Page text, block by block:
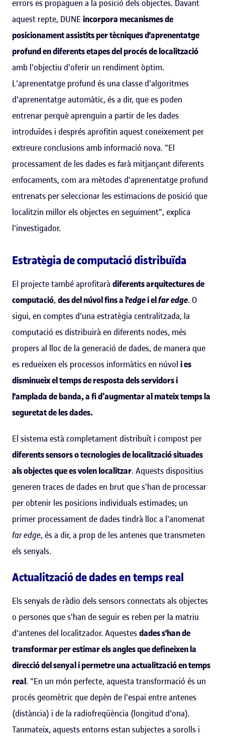
errors es propaguen a la posició dels objectes. Davant
aquest repte, DUNE incorpora mecanismes de
posicionament assistits per tècniques d'aprenentatge
profund en diferents etapes del procés de localització
amb l'objectiu d'oferir un rendiment òptim.
L'aprenentatge profund és una classe d'algoritmes
d'aprenentatge automàtic, és a dir, que es poden
entrenar perquè aprenguin a partir de les dades
introduïdes i després aprofitin aquest coneixement per
extreure conclusions amb informació nova. "El
processament de les dades es farà mitjançant diferents
enfocaments, com ara mètodes d'aprenentatge profund
entrenats per seleccionar les estimacions de posició que
localitzin millor els objectes en seguiment", explica
l'investigador.
Estratègia de computació distribuïda
El projecte també aprofitarà diferents arquitectures de
computació, des del núvol fins a l'edgei elfar edge. O
sigui, en comptes d'una estratègia centralitzada, la
computació es distribuirà en diferents nodes, més
propers al lloc de la generació de dades, de manera que
es redueixen els processos informàtics en núvol i es
disminueix el temps de resposta dels servidors i
l'amplada de banda, a fi d’augmentar al mateix temps la
seguretat de les dades.
El sistema està completament distribuït i compost per
diferents sensors o tecnologies de localització situades
als objectes que es volen localitzar. Aquests dispositius
generen traces de dades en brut que s'han de processar
per obtenir les posicions individuals estimades; un
primer processament de dades tindrà lloc a l'anomenat
far edge, és a dir, a prop de les antenes que transmeten
els senyals.
Actualització de dades en temps real
Els senyals de ràdio dels sensors connectats als objectes
o persones que s'han de seguir es reben per la matriu
d'antenes del localitzador. Aquestesdades s'han de
transformar per estimar els angles que defineixen la
direcció del senyal i permetre una actualització en temps
real. "En un món perfecte, aquesta transformació és un
procés geomètric que depèn de l'espai entre antenes
(distància) i de la radiofreqüència (longitud d'ona).
Tanmateix, aquests entorns estan subjectes a sorolls i